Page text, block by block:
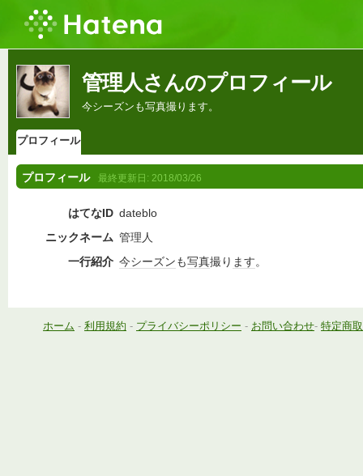
管理人さんのプロフィール
今シーズンも写真撮ります。
プロフィール
プロフィール 最終更新日: 2018/03/26
はてなID dateblo
ニックネーム 管理人
一行紹介 今シーズンも写真撮り ます。
ホーム - 利用規約 - プライバシーポリシー - お問い合わせ- 特定商